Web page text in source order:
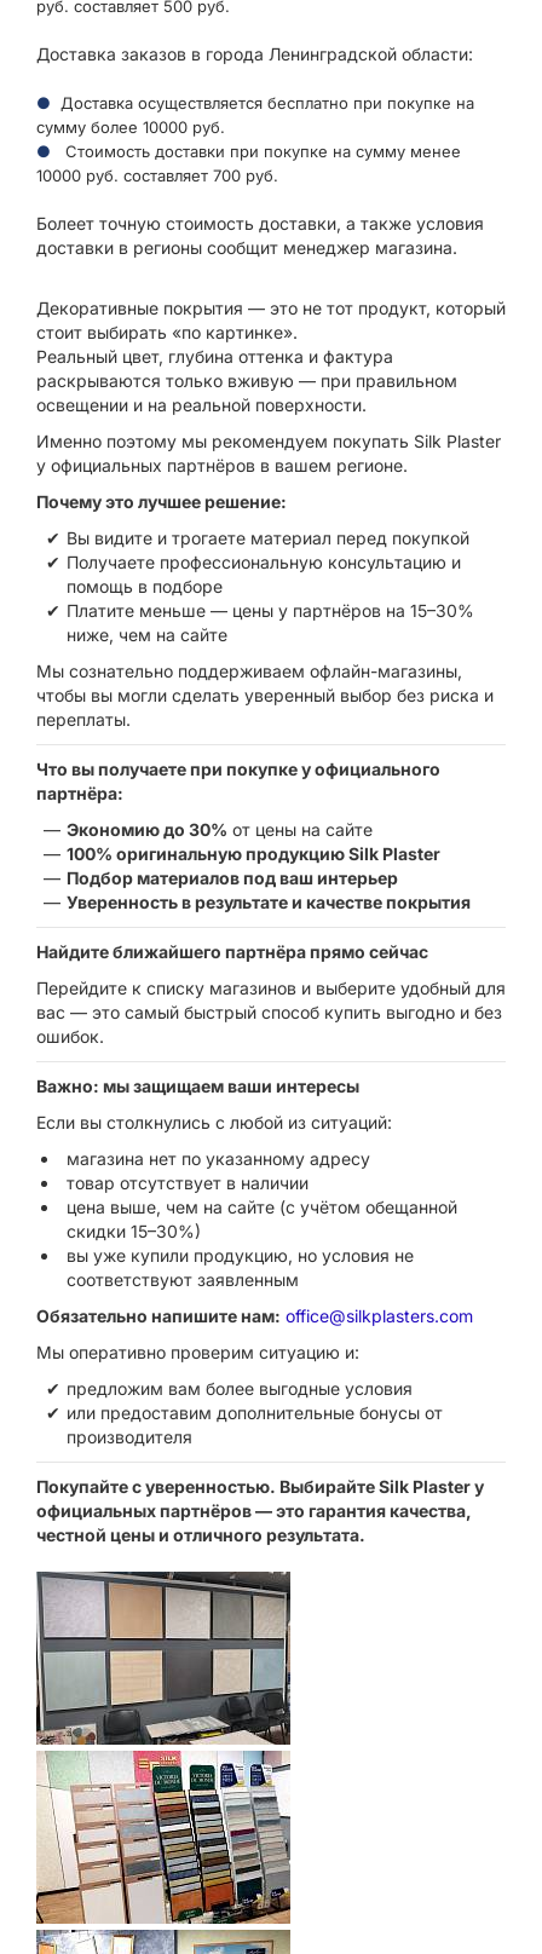
руб. составляет 500 руб.
Доставка заказов в города Ленинградской области:
Доставка осуществляется бесплатно при покупке на
сумму более 10000 руб.
Стоимость доставки при покупке на сумму менее
10000 руб. составляет 700 руб.
Болеет точную стоимость доставки, а также условия
доставки в регионы сообщит менеджер магазина.
Декоративные покрытия — это не тот продукт, который
стоит выбирать «по картинке».
Реальный цвет, глубина оттенка и фактура
раскрываются только вживую — при правильном
освещении и на реальной поверхности.
Именно поэтому мы рекомендуем покупать Silk Plaster
у официальных партнёров в вашем регионе.
Почему это лучшее решение:
Вы видите и трогаете материал перед покупкой
Получаете профессиональную консультацию и
помощь в подборе
Платите меньше — цены у партнёров на 15–30%
ниже, чем на сайте
Мы сознательно поддерживаем офлайн-магазины,
чтобы вы могли сделать уверенный выбор без риска и
переплаты.
Что вы получаете при покупке у официального
партнёра:
Экономию до 30% от цены на сайте
100% оригинальную продукцию Silk Plaster
Подбор материалов под ваш интерьер
Уверенность в результате и качестве покрытия
Найдите ближайшего партнёра прямо сейчас
Перейдите к списку магазинов и выберите удобный для
вас — это самый быстрый способ купить выгодно и без
ошибок.
Важно: мы защищаем ваши интересы
Если вы столкнулись с любой из ситуаций:
магазина нет по указанному адресу
товар отсутствует в наличии
цена выше, чем на сайте (с учётом обещанной
скидки 15–30%)
вы уже купили продукцию, но условия не
соответствуют заявленным
Обязательно напишите нам: office@silkplasters.com
Мы оперативно проверим ситуацию и:
предложим вам более выгодные условия
или предоставим дополнительные бонусы от
производителя
Покупайте с уверенностью. Выбирайте Silk Plaster у
официальных партнёров — это гарантия качества,
честной цены и отличного результата.